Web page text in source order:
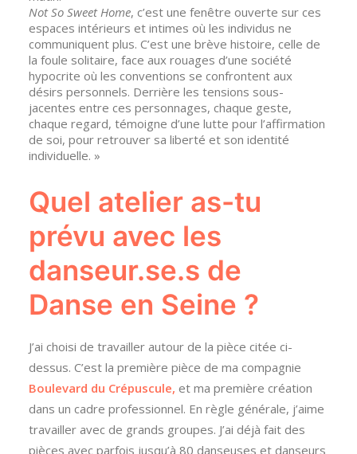
Not So Sweet Home, c’est une fenêtre ouverte sur ces
espaces intérieurs et intimes où les individus ne
communiquent plus. C’est une brève histoire, celle de
la foule solitaire, face aux rouages d’une société
hypocrite où les conventions se confrontent aux
désirs personnels. Derrière les tensions sous-
jacentes entre ces personnages, chaque geste,
chaque regard, témoigne d’une lutte pour l’affirmation
de soi, pour retrouver sa liberté et son identité
individuelle. »
Quel atelier as-tu
prévu avec les
danseur.se.s de
Danse en Seine ?
J’ai choisi de travailler autour de la pièce citée ci-
dessus. C’est la première pièce de ma compagnie
Boulevard du Crépuscule, et ma première création
dans un cadre professionnel. En règle générale, j’aime
travailler avec de grands groupes. J’ai déjà fait des
pièces avec parfois jusqu’à 80 danseuses et danseurs